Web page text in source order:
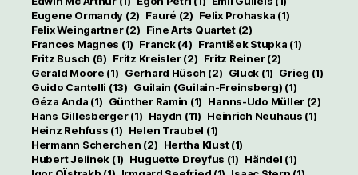
Eugene Ormandy (2) Fauré (2) Felix Prohaska (1)
Felix Weingartner(2) Fine Arts Quartet(2)
Frances Magnes (1) Franck(4) František Stupka (1)
Fritz Busch (6) Fritz Kreisler(2) Fritz Reiner(2)
Gerald Moore (1) Gerhard Hüsch (2) Gluck (1) Grieg (1)
Guido Cantelli (13) Guilain (Guilain-Freinsberg) (1)
Géza Anda (1) Günther Ramin (1) Hanns-Udo Müller (2)
Hans Gillesberger(1) Haydn (11) Heinrich Neuhaus (1)
Heinz Rehfuss (1) Helen Traubel (1)
Hermann Scherchen (2) Hertha Klust(1)
Hubert Jelinek (1) Huguette Dreyfus (1) Händel (1)